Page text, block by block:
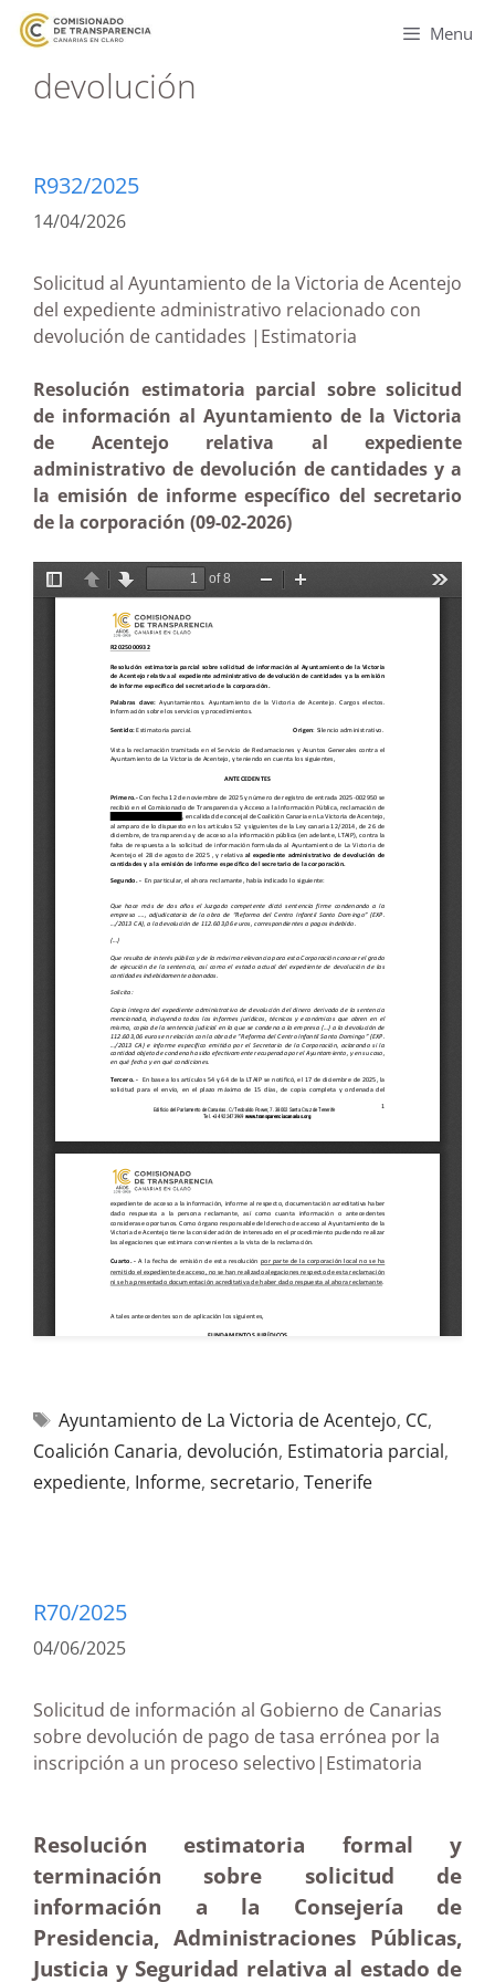
Menu
devolución
R932/2025
14/04/2026
Solicitud al Ayuntamiento de la Victoria de Acentejo
del expediente administrativo relacionado con
devolución de cantidades |Estimatoria
Resolución estimatoria parcial sobre solicitud
de información al Ayuntamiento de la Victoria
de Acentejo relativa al expediente
administrativo de devolución de cantidades y a
la emisión de informe específico del secretario
de la corporación (09-02-2026)
Ayuntamiento de La Victoria de Acentejo, CC,
Coalición Canaria, devolución, Estimatoria parcial,
expediente, Informe, secretario, Tenerife
R70/2025
04/06/2025
Solicitud de información al Gobierno de Canarias
sobre devolución de pago de tasa errónea por la
inscripción a un proceso selectivo|Estimatoria
Resolución estimatoria formal y
terminación sobre solicitud de
información a la Consejería de
Presidencia, Administraciones Públicas,
Justicia y Seguridad relativa al estado de